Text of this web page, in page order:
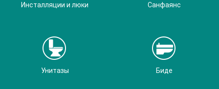
Инсталляции и люки Санфаянс
Унитазы Биде